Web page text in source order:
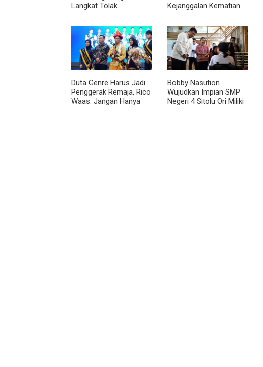
Langkat Tolak
Kejanggalan Kematian
Helvetia, Minta Otopsi
Ulang
Duta Genre Harus Jadi
Penggerak Remaja, Rico
Waas: Jangan Hanya
Bobby Nasution
Wujudkan Impian SMP
Negeri 4 Sitolu Ori Miliki